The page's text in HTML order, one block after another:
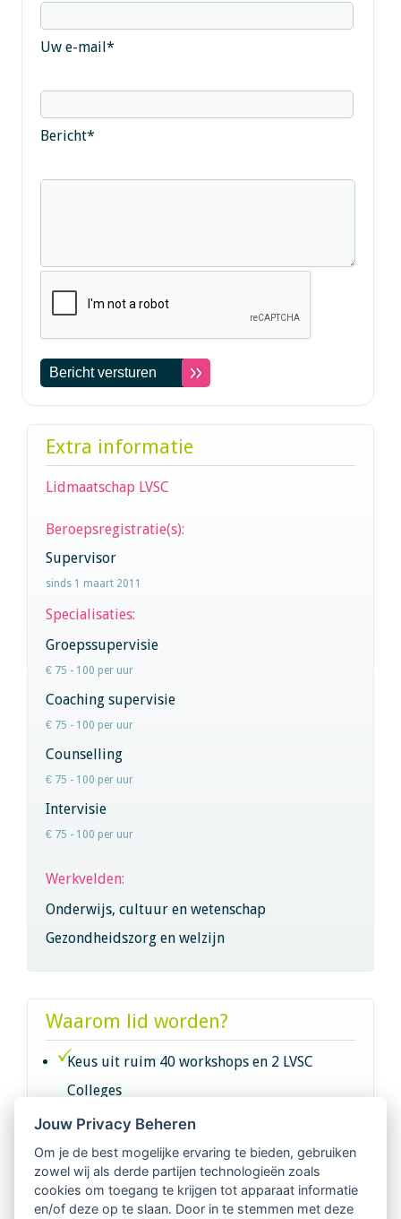
Uw e-mail*
Bericht*
Extra informatie
Lidmaatschap LVSC
Beroepsregistratie(s):
Supervisor
sinds 1 maart 2011
Specialisaties:
Groepssupervisie
€ 75 - 100 per uur
Coaching supervisie
€ 75 - 100 per uur
Counselling
€ 75 - 100 per uur
Intervisie
€ 75 - 100 per uur
Werkvelden:
Onderwijs, cultuur en wetenschap
Gezondheidszorg en welzijn
Waarom lid worden?
Keus uit ruim 40 workshops en 2 LVSC
Colleges
Intervisie met geregistreerde vakgenoten
Netwerk van 2100 professionals in 14
regio's
Jouw Privacy Beheren
Om je de best mogelijke ervaring te bieden, gebruiken
zowel wij als derde partijen technologieën zoals
cookies om toegang te krijgen tot apparaat informatie
en/of deze op te slaan. Door in te stemmen met deze